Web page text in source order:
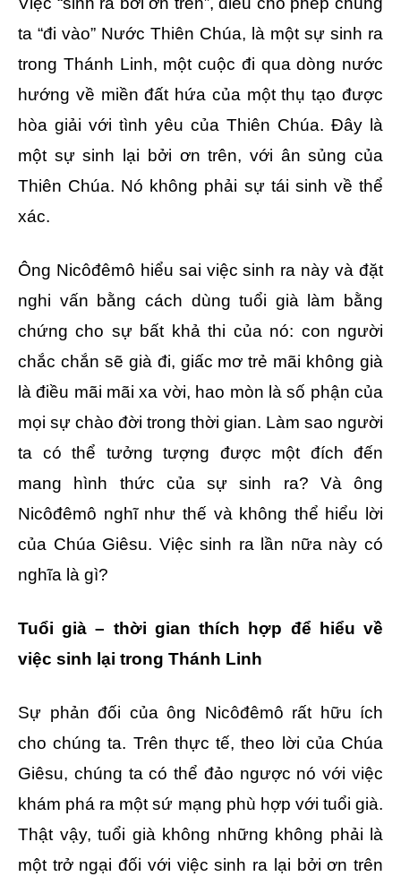
ta “đi vào” Nước Thiên Chúa, là một sự sinh ra
trong Thánh Linh, một cuộc đi qua dòng nước
hướng về miền đất hứa của một thụ tạo được
hòa giải với tình yêu của Thiên Chúa. Đây là
một sự sinh lại bởi ơn trên, với ân sủng của
Thiên Chúa. Nó không phải sự tái sinh về thể
xác.
Ông Nicôđêmô hiểu sai việc sinh ra này và đặt
nghi vấn bằng cách dùng tuổi già làm bằng
chứng cho sự bất khả thi của nó: con người
chắc chắn sẽ già đi, giấc mơ trẻ mãi không già
là điều mãi mãi xa vời, hao mòn là số phận của
mọi sự chào đời trong thời gian. Làm sao người
ta có thể tưởng tượng được một đích đến
mang hình thức của sự sinh ra? Và ông
Nicôđêmô nghĩ như thế và không thể hiểu lời
của Chúa Giêsu. Việc sinh ra lần nữa này có
nghĩa là gì?
Tuổi già – thời gian thích hợp để hiểu về
việc sinh lại trong Thánh Linh
Sự phản đối của ông Nicôđêmô rất hữu ích
cho chúng ta. Trên thực tế, theo lời của Chúa
Giêsu, chúng ta có thể đảo ngược nó với việc
khám phá ra một sứ mạng phù hợp với tuổi già.
Thật vậy, tuổi già không những không phải là
một trở ngại đối với việc sinh ra lại bởi ơn trên